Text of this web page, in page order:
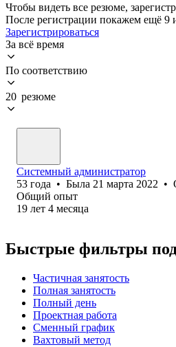
Чтобы видеть все резюме,
После регистрации покажем ещё 9
Зарегистрироваться
За всё время
По соответствию
20 резюме
Системный администратор
53 года • Была 21 марта 2022 •
Общий опыт
19 лет 4 месяца
Быстрые фильтры
Частичная занятость
Полная занятость
Полный день
Проектная работа
Сменный график
Вахтовый метод